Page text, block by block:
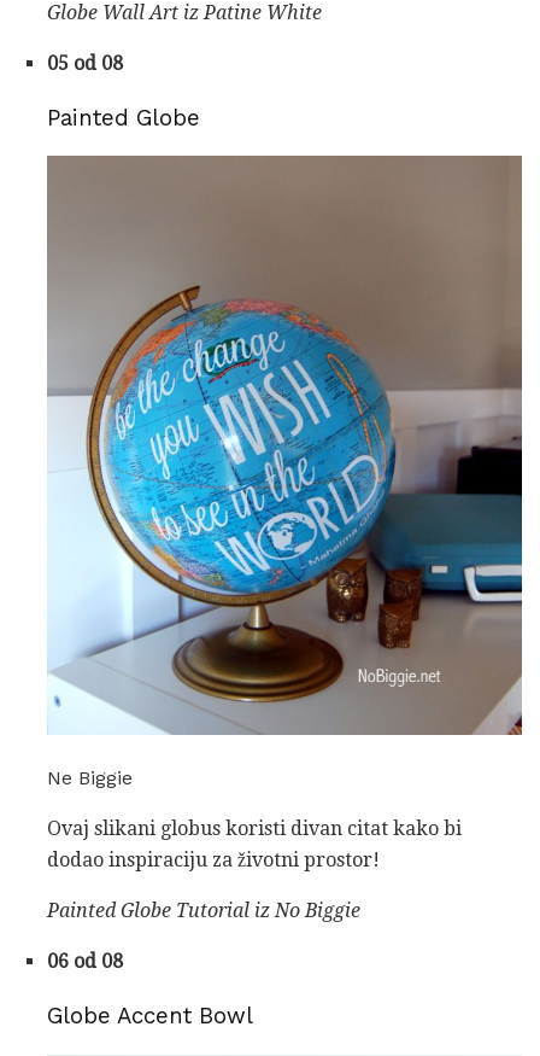
Globe Wall Art iz Patine White
05 od 08
Painted Globe
Ne Biggie
Ovaj slikani globus koristi divan citat kako bi
dodao inspiraciju za životni prostor!
Painted Globe Tutorial iz No Biggie
06 od 08
Globe Accent Bowl